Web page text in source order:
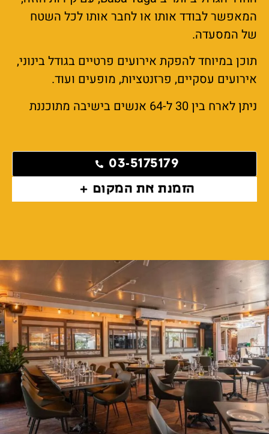
המאפשר לבודד אותו או לחבר אותו לכל השטח
של המסעדה.
תוכן במיוחד להפקת אירועים פרטיים בגודל בינוני,
אירועים עסקיים, פרזנטציות, מופעים ועוד.
ניתן לארח בין 30 ל-64 אנשים בישיבה מתוכננת
03-5175179
הזמנת את המקום